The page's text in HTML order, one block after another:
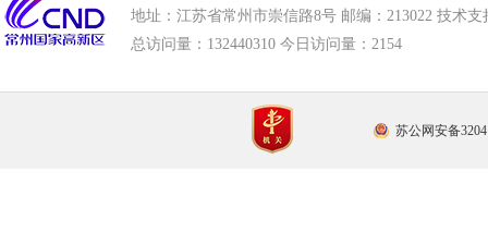
地址：江苏省常州市崇信路8号 邮编：213022 技术支
总访问量： 132440310 今日访问量： 2154
苏公网安备